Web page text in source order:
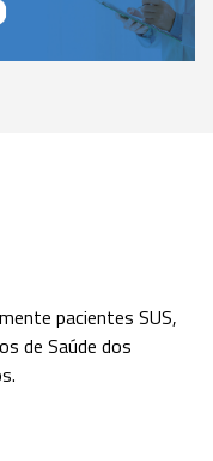
pacientes SUS,
de Saúde dos